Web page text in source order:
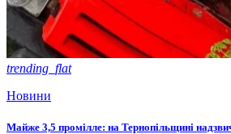
trending_flat
Новини
Майже 3,5 промілле: на Тернопільщині